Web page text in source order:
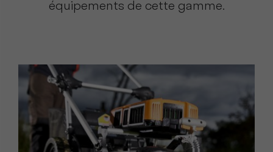
équipements de cette gamme.